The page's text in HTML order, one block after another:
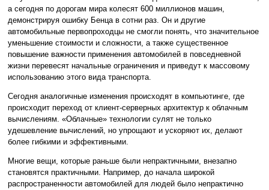
а сегодня по дорогам мира колесят 600 миллионов машин,
демонстрируя ошибку Бенца в сотни раз. Он и другие
автомобильные первопроходцы не смогли понять, что значительное
уменьшение стоимости и сложности, а также существенное
повышение важности применения автомобилей в повседневной
жизни перевесят начальные ограничения и приведут к массовому
использованию этого вида транспорта.
Сегодня аналогичные изменения происходят в компьютинге, где
происходит переход от клиент-серверных архитектур к облачным
вычислениям. «Облачные» технологии сулят не только
удешевление вычислений, но упрощают и ускоряют их, делают
более гибкими и эффективными.
Многие вещи, которые раньше были непрактичными, внезапно
становятся практичными. Например, до начала широкой
распространенности автомобилей для людей было непрактично